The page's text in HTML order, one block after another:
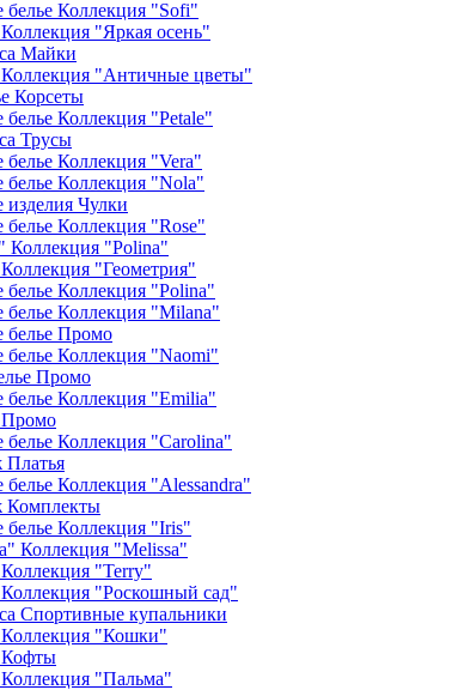
белье Коллекция "Sofi"
"Яркая осень"
Майки
"Античные цветы"
Корсеты
белье Коллекция "Petale"
Трусы
белье Коллекция "Vera"
белье Коллекция "Nola"
Чулки
белье Коллекция "Rose"
Коллекция "Polina"
"Геометрия"
белье Коллекция "Polina"
белье Коллекция "Milana"
белье Промо
белье Коллекция "Naomi"
Промо
белье Коллекция "Emilia"
Промо
белье Коллекция "Carolina"
Платья
белье Коллекция "Alessandra"
Комплекты
белье Коллекция "Iris"
Коллекция "Melissa"
"Terry"
"Роскошный сад"
Спортивные купальники
"Кошки"
Кофты
"Пальма"